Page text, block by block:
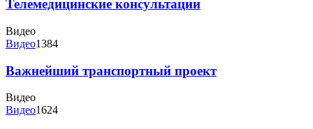
Телемедицинские консультации
Видео
Видео1384
Важнейший транспортный проект
Видео
Видео1624